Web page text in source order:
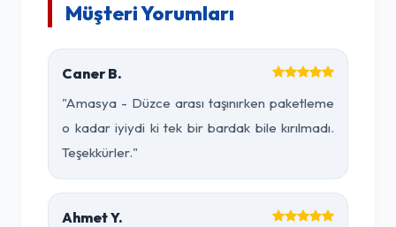
Müşteri Yorumları
Caner B.
"Amasya - Düzce arası taşınırken paketleme
o kadar iyiydi ki tek bir bardak bile kırılmadı.
Teşekkürler."
Ahmet Y.